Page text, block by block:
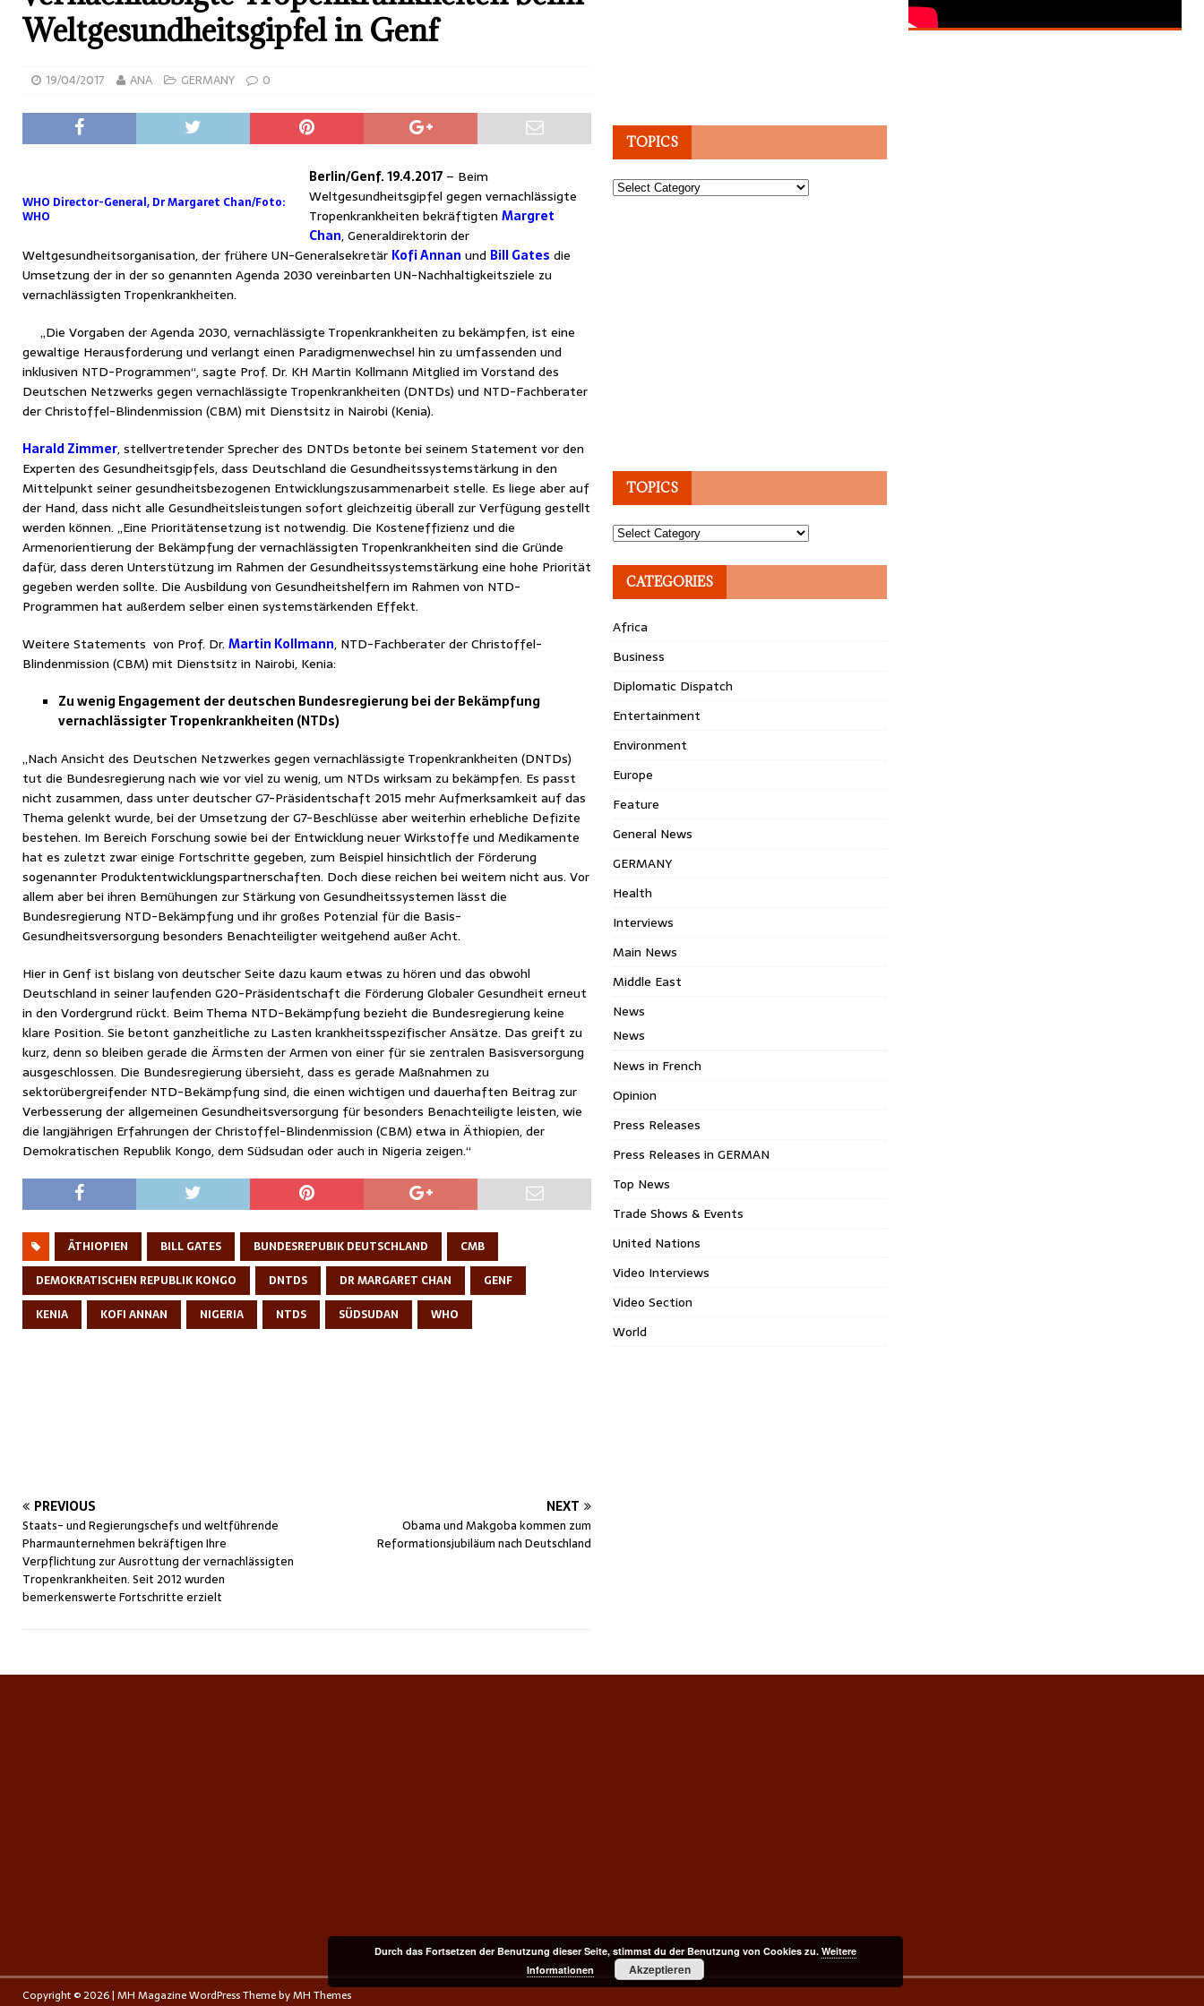
Weltgesundheitsgipfel in Genf
19/04/2017 ANA GERMANY 0
WHO Director-General, Dr Margaret Chan/Foto:
WHO
Berlin/Genf. 19.4.2017 – Beim
Weltgesundheitsgipfel gegen vernachlässigte
Tropenkrankheiten bekräftigten Margret
Chan, Generaldirektorin der
Weltgesundheitsorganisation, der frühere UN-Generalsekretär Kofi Annan und Bill Gates die
Umsetzung der in der so genannten Agenda 2030 vereinbarten UN-Nachhaltigkeitsziele zu
vernachlässigten Tropenkrankheiten.
„Die Vorgaben der Agenda 2030, vernachlässigte Tropenkrankheiten zu bekämpfen, ist eine
gewaltige Herausforderung und verlangt einen Paradigmenwechsel hin zu umfassenden und
inklusiven NTD-Programmen“, sagte Prof. Dr. KH Martin Kollmann Mitglied im Vorstand des
Deutschen Netzwerks gegen vernachlässigte Tropenkrankheiten (DNTDs) und NTD-Fachberater
der Christoffel-Blindenmission (CBM) mit Dienstsitz in Nairobi (Kenia).
Harald Zimmer, stellvertretender Sprecher des DNTDs betonte bei seinem Statement vor den
Experten des Gesundheitsgipfels, dass Deutschland die Gesundheitssystemstärkung in den
Mittelpunkt seiner gesundheitsbezogenen‎ Entwicklungszusammenarbeit stelle. Es liege aber auf
der Hand, dass nicht alle Gesundheitsleistungen sofort gleichzeitig überall zur Verfügung gestellt
werden können. „Eine Prioritätensetzung ist notwendig. Die Kosteneffizienz und die
Armenorientierung der Bekämpfung der vernachlässigten Tropenkrankheiten sind die Gründe
dafür, dass deren Unterstützung im Rahmen der Gesundheitssystemstärkung eine hohe Priorität
gegeben werden sollte. Die Ausbildung von Gesundheitshelfern im Rahmen von NTD-
Programmen hat außerdem selber einen systemstärkenden Effekt.
Weitere Statements von Prof. Dr. Martin Kollmann, NTD-Fachberater der Christoffel-
Blindenmission (CBM) mit Dienstsitz in Nairobi, Kenia:
Zu wenig Engagement der deutschen Bundesregierung bei der Bekämpfung
vernachlässigter Tropenkrankheiten (NTDs)
„Nach Ansicht des Deutschen Netzwerkes gegen vernachlässigte Tropenkrankheiten (DNTDs)
tut die Bundesregierung nach wie vor viel zu wenig, um NTDs wirksam zu bekämpfen. Es passt
nicht zusammen, dass unter deutscher G7-Präsidentschaft 2015 mehr Aufmerksamkeit auf das
Thema gelenkt wurde, bei der Umsetzung der G7-Beschlüsse aber weiterhin erhebliche Defizite
bestehen. Im Bereich Forschung sowie bei der Entwicklung neuer Wirkstoffe und Medikamente
hat es zuletzt zwar einige Fortschritte gegeben, zum Beispiel hinsichtlich der Förderung
sogenannter Produktentwicklungspartnerschaften. Doch diese reichen bei weitem nicht aus. Vor
allem aber bei ihren Bemühungen zur Stärkung von Gesundheitssystemen lässt die
Bundesregierung NTD-Bekämpfung und ihr großes Potenzial für die Basis-
Gesundheitsversorgung besonders Benachteiligter weitgehend außer Acht.
Hier in Genf ist bislang von deutscher Seite dazu kaum etwas zu hören und das obwohl
Deutschland in seiner laufenden G20-Präsidentschaft die Förderung Globaler Gesundheit erneut
in den Vordergrund rückt. Beim Thema NTD-Bekämpfung bezieht die Bundesregierung keine
klare Position. Sie betont ganzheitliche zu Lasten krankheitsspezifischer Ansätze. Das greift zu
kurz, denn so bleiben gerade die Ärmsten der Armen von einer für sie zentralen Basisversorgung
ausgeschlossen. Die Bundesregierung übersieht, dass es gerade Maßnahmen zu
sektorübergreifender NTD-Bekämpfung sind, die einen wichtigen und dauerhaften Beitrag zur
Verbesserung der allgemeinen Gesundheitsversorgung für besonders Benachteiligte leisten, wie
die langjährigen Erfahrungen der Christoffel-Blindenmission (CBM) etwa in Äthiopien, der
Demokratischen Republik Kongo, dem Südsudan oder auch in Nigeria zeigen.“
ÄTHIOPIEN BILL GATES BUNDESREPUBIK DEUTSCHLAND
CMB
DEMOKRATISCHEN REPUBLIK KONGO
DNTDS DR MARGARET CHAN
GENF
KENIA
KOFI ANNAN NIGERIA NTDS SÜDSUDAN WHO
PREVIOUS
Staats- und Regierungschefs und weltführende
Pharmaunternehmen bekräftigen Ihre
Verpflichtung zur Ausrottung der vernachlässigten
Tropenkrankheiten. Seit 2012 wurden
bemerkenswerte Fortschritte erzielt
NEXT
Obama und Makgoba kommen zum
Reformationsjubiläum nach Deutschland
TOPICS
Topics
TOPICS
Topics
CATEGORIES
Africa
Business
Diplomatic Dispatch
Entertainment
Environment
Europe
Feature
General News
GERMANY
Health
Interviews
Main News
Middle East
News
News
News in French
Opinion
Press Releases
Press Releases in GERMAN
Top News
Trade Shows & Events
United Nations
Video Interviews
Video Section
World
Copyright © 2026 | MH Magazine WordPress Theme byMH Themes
Durch das Fortsetzen der Benutzung dieser Seite, stimmst du der Benutzung von Cookies zu. Weitere
Informationen
Akzeptieren